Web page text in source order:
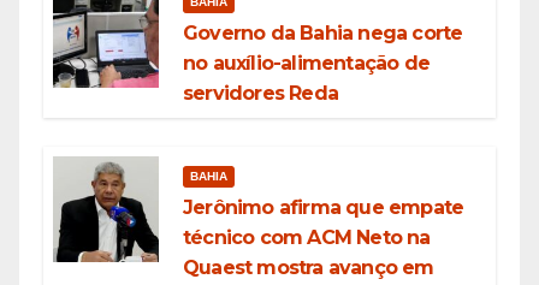
Governo da Bahia nega corte
no auxílio-alimentação de
servidores Reda
BAHIA
Jerônimo afirma que empate
técnico com ACM Neto na
Quaest mostra avanço em